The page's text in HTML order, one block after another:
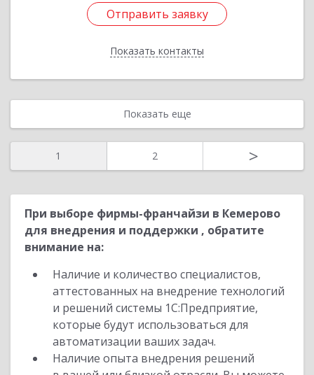
Отправить заявку
Показать контакты
Отправить заявку
Назад
Показать еще
1 2 >
При выборе фирмы-франчайзи в Кемерово
для внедрения и поддержки , обратите
внимание на:
Наличие и количество специалистов,
аттестованных на внедрение технологий
и решений системы 1С:Предприятие,
которые будут использоваться для
автоматизации ваших задач.
Наличие опыта внедрения решений